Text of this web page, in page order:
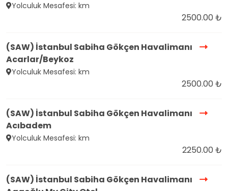
Yolculuk Mesafesi: km
2500.00 ₺
(SAW) İstanbul Sabiha Gökçen Havalimanı
Acarlar/Beykoz
Yolculuk Mesafesi: km
2500.00 ₺
(SAW) İstanbul Sabiha Gökçen Havalimanı
Acıbadem
Yolculuk Mesafesi: km
2250.00 ₺
(SAW) İstanbul Sabiha Gökçen Havalimanı